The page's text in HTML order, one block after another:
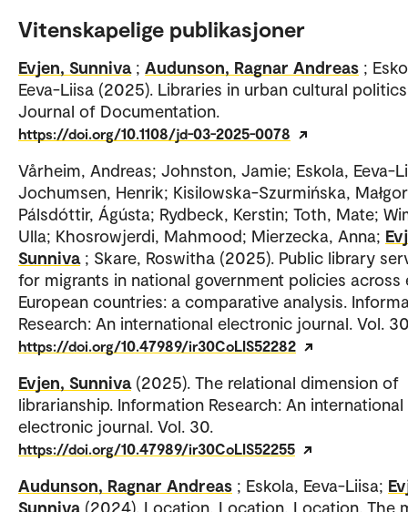
Vitenskapelige publikasjoner
Evjen, Sunniva ; Audunson, Ragnar Andreas ;
Eeva-Liisa (2025). Libraries in urban cultural
Journal of Documentation.
https://doi.org/10.1108/jd-03-2025-0078
Vårheim, Andreas; Johnston, Jamie; Eskola, Eeva-
Jochumsen, Henrik; Kisilowska-Szurmińska,
Pálsdóttir, Ágústa; Rydbeck, Kerstin; Toth, Mate;
Ulla; Khosrowjerdi, Mahmood; Mierzecka, Anna;
Sunniva ; Skare, Roswitha (2025). Public library
for migrants in national government policies across
European countries: a comparative analysis.
Research: An international electronic journal. Vol.
https://doi.org/10.47989/ir30CoLIS52282
Evjen, Sunniva (2025). The relational dimension of
librarianship. Information Research: An international
electronic journal. Vol. 30.
https://doi.org/10.47989/ir30CoLIS52255
Audunson, Ragnar Andreas ; Eskola, Eeva-Liisa;
Sunniva (2024). Location, Location, Location. The